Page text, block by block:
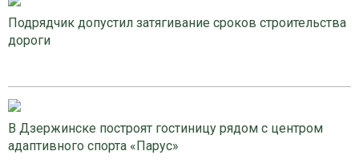
Подрядчик допустил затягивание сроков строительства
дороги
В Дзержинске построят гостиницу рядом с центром
адаптивного спорта «Парус»